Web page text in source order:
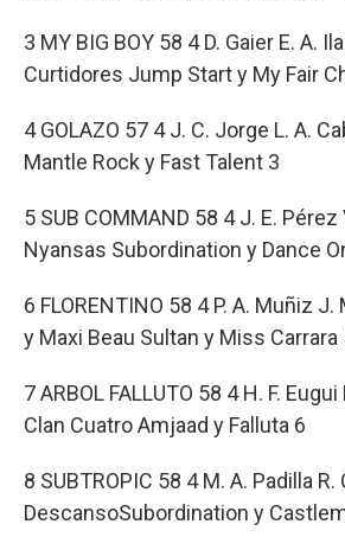
3 MY BIG BOY 58 4 D. Gaier E. A.
Curtidores Jump Start y My Fair
4 GOLAZO 57 4 J. C. Jorge L. A.
Mantle Rock y Fast Talent 3
5 SUB COMMAND 58 4 J. E.
Nyansas Subordination y Dance
6 FLORENTINO 58 4 P. A. Muñiz
y Maxi Beau Sultan y Miss Carrara
7 ARBOL FALLUTO 58 4 H. F.
Clan Cuatro Amjaad y Falluta 6
8 SUBTROPIC 58 4 M. A. Padilla R.
DescansoSubordination y